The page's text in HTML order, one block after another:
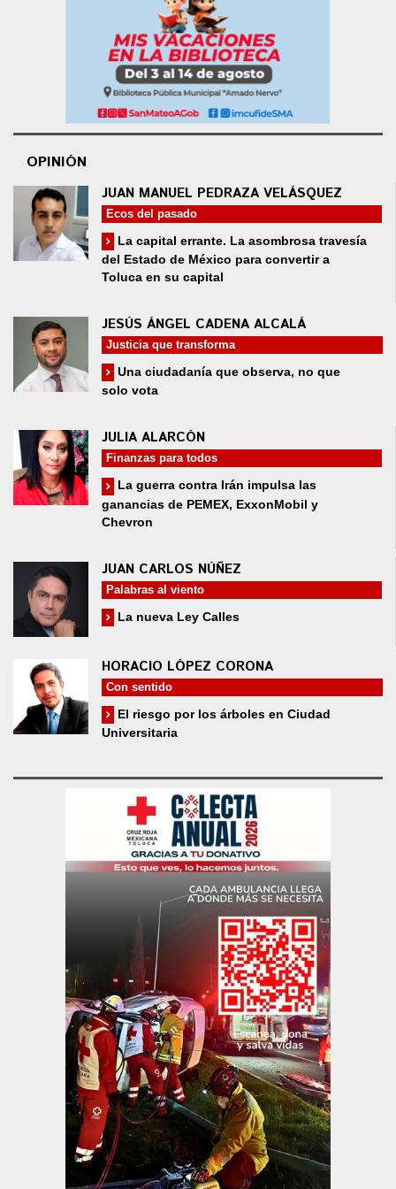
OPINIÓN
JUAN MANUEL PEDRAZA VELÁSQUEZ
Ecos del pasado
La capital errante. La asombrosa travesía
del Estado de México para convertir a
Toluca en su capital
JESÚS ÁNGEL CADENA ALCALÁ
Justicia que transforma
Una ciudadanía que observa, no que
solo vota
JULIA ALARCÓN
Finanzas para todos
La guerra contra Irán impulsa las
ganancias de PEMEX, ExxonMobil y
Chevron
JUAN CARLOS NÚÑEZ
Palabras al viento
La nueva Ley Calles
HORACIO LÓPEZ CORONA
Con sentido
El riesgo por los árboles en Ciudad
Universitaria